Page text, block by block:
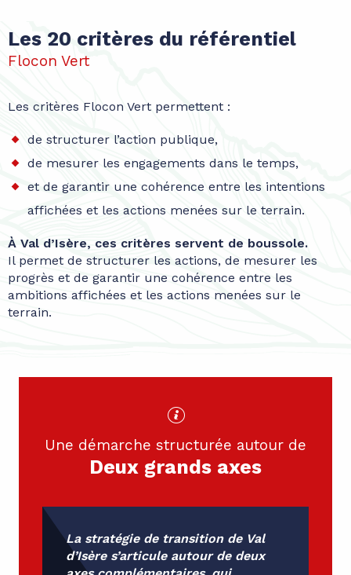
Les 20 critères du référentiel
Flocon Vert
Les critères Flocon Vert permettent :
de structurer l’action publique,
de mesurer les engagements dans le temps,
et de garantir une cohérence entre les intentions
affichées et les actions menées sur le terrain.
À Val d’Isère, ces critères servent de boussole.
Il permet de structurer les actions, de mesurer les
progrès et de garantir une cohérence entre les
ambitions affichées et les actions menées sur le
terrain.
Une démarche structurée autour de
Deux grands axes
La stratégie de transition de Val
d’Isère s’articule autour de deux